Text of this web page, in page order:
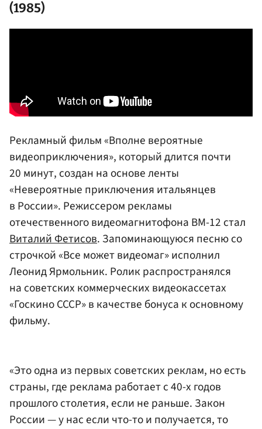
(1985)
Рекламный фильм «Вполне вероятные
видеоприключения», который длится почти
20 минут, создан на основе ленты
«Невероятные приключения итальянцев
в России». Режиссером рекламы
отечественного видеомагнитофона ВМ-12 стал
Виталий Фетисов. Запоминающуюся песню со
строчкой «Все может видеомаг» исполнил
Леонид Ярмольник. Ролик распространялся
на советских коммерческих видеокассетах
«Госкино СССР» в качестве бонуса к основному
фильму.
«Это одна из первых советских реклам, но есть
страны, где реклама работает с 40-х годов
прошлого столетия, если не раньше. Закон
России — у нас если что-то и получается, то